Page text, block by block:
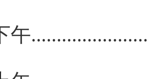
午